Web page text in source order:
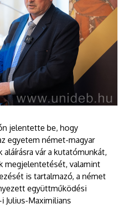
jelentette be, hogy
egyetem német-magyar
vár a kutatómunkát,
megjelentetését, valamint
is tartalmazó, a német
együttműködési
Julius-Maximilians